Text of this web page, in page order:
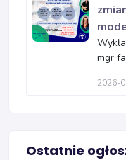
mgr
2026-
Ostatnie